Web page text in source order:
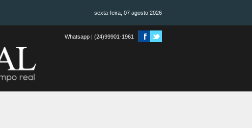
sexta-feira, 07 agosto 2026
Whatsapp | (24)99901-1961